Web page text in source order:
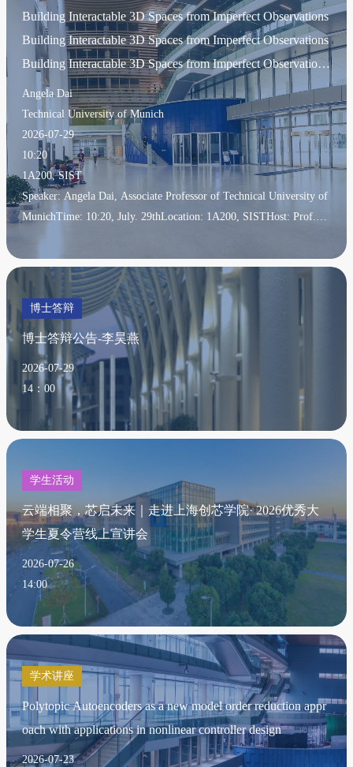
Building Interactable 3D Spaces from Imperfect Observations
Building Interactable 3D Spaces from Imperfect Observations
Building Interactable 3D Spaces from Imperfect Observations
Building Interactable 3D Spaces from Imperfect Observations
Building Inter
Angela Dai
Technical University of Munich
2026-07-29
10:20
1A200, SIST
Speaker: Angela Dai, Associate Professor of Technical University of
MunichTime: 10:20, July. 29thLocation: 1A200, SISTHost: Prof.
incomplete. Images and range sensors capture only fragments of real
environments, leaving significant portions of scenes unobserved. Yet
many applications, ranging from digital content creation to
embodied AI systems that must reason and act in the physical world,
require complete, structured, and interactab
博士答辩
博士答辩公告-李昊燕
2026-07-29
14：00
学生活动
云端相聚，芯启未来｜走进上海创芯学院· 2026优秀大
学生夏令营线上宣讲会
2026-07-26
14:00
学术讲座
Polytopic Autoencoders as a new model order reduction appr
oach with applications in nonlinear controller design
2026-07-23